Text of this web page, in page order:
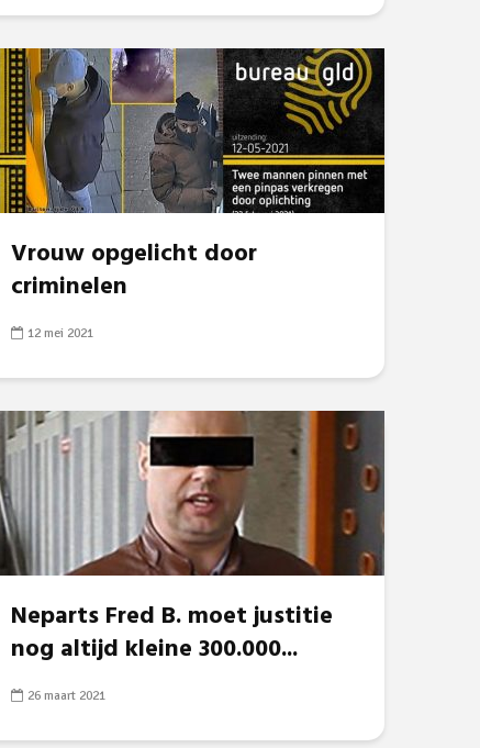
Vrouw opgelicht door
criminelen
12 mei 2021
Neparts Fred B. moet justitie
nog altijd kleine 300.000...
26 maart 2021